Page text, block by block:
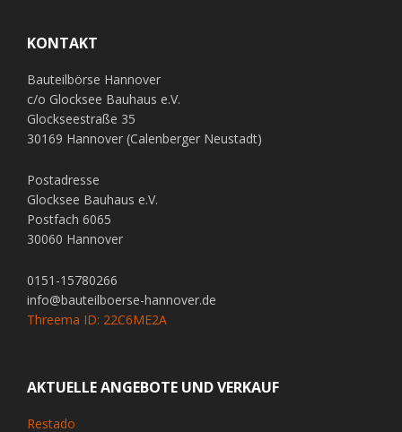
KONTAKT
Bauteilbörse Hannover
c/o Glocksee Bauhaus e.V.
Glockseestraße 35
30169 Hannover (Calenberger Neustadt)
Postadresse
Glocksee Bauhaus e.V.
Postfach 6065
30060 Hannover
0151-15780266
info@bauteilboerse-hannover.de
Threema ID: 22C6ME2A
AKTUELLE ANGEBOTE UND VERKAUF
Restado